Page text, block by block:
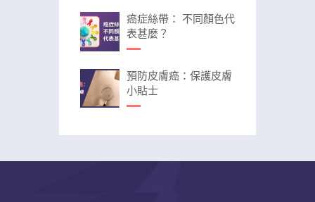
癌症絲帶： 不同顏色代
表甚麼？
預防皮膚癌：保護皮膚
小貼士